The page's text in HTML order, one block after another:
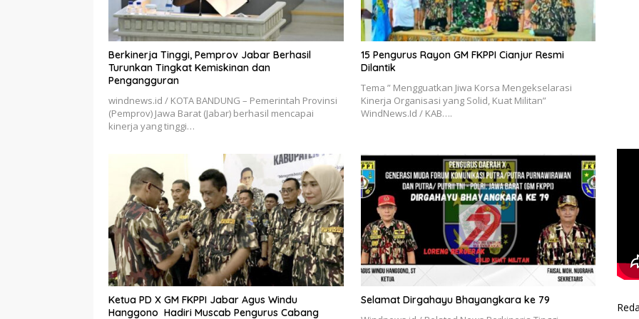
Berkinerja Tinggi, Pemprov Jabar Berhasil
Turunkan Tingkat Kemiskinan dan
Pengangguran
windnews.id / KOTA BANDUNG – Pemerintah Provinsi
(Pemprov) Jawa Barat (Jabar) berhasil mencapai
kinerja yang tinggi…
15 Pengurus Rayon GM FKPPI Cianjur Resmi
Dilantik
Tema ” Mengguatkan Jiwa Korsa Mengekselarasi
Kinerja Organisasi yang Solid, Kuat Militan”
WindNews.Id / KAB….
Ketua PD X GM FKPPI Jabar Agus Windu
Hanggono Hadiri Muscab Pengurus Cabang
Selamat Dirgahayu Bhayangkara ke 79